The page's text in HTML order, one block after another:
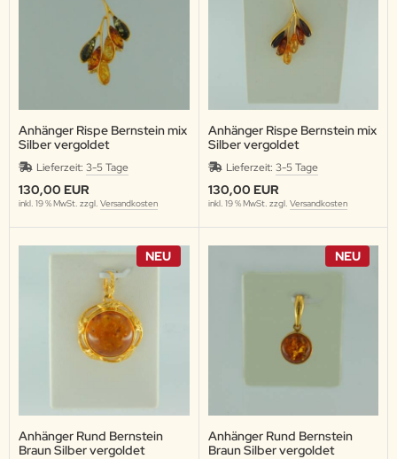
Anhänger Rispe Bernstein mix
Silber vergoldet
Lieferzeit: 3-5 Tage
130,00 EUR
inkl. 19 % MwSt. zzgl. Versandkosten
Anhänger Rispe Bernstein mix
Silber vergoldet
Lieferzeit: 3-5 Tage
130,00 EUR
inkl. 19 % MwSt. zzgl. Versandkosten
NEU
Anhänger Rund Bernstein
Braun Silber vergoldet
NEU
Anhänger Rund Bernstein
Braun Silber vergoldet